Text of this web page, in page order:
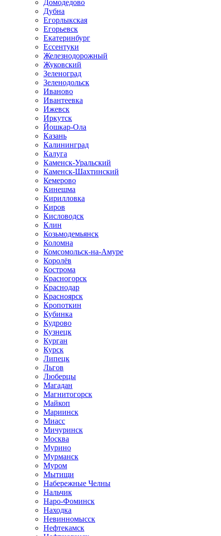
Домодедово
Дубна
Егорлыкская
Егорьевск
Екатеринбург
Ессентуки
Железнодорожный
Жуковский
Зеленоград
Зеленодольск
Иваново
Ивантеевка
Ижевск
Иркутск
Йошкар-Ола
Казань
Калининград
Калуга
Каменск-Уральский
Каменск-Шахтинский
Кемерово
Кинешма
Кирилловка
Киров
Кисловодск
Клин
Козьмодемьянск
Коломна
Комсомольск-на-Амуре
Королёв
Кострома
Красногорск
Краснодар
Красноярск
Кропоткин
Кубинка
Кудрово
Кузнецк
Курган
Курск
Липецк
Льгов
Люберцы
Магадан
Магнитогорск
Майкоп
Мариинск
Миасс
Мичуринск
Москва
Мурино
Мурманск
Муром
Мытищи
Набережные Челны
Нальчик
Наро-Фоминск
Находка
Невинномысск
Нефтекамск